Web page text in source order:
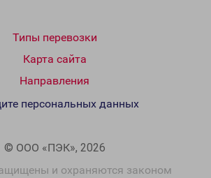
Типы перевозки
Карта сайта
Направления
© ООО «ПЭК», 2026
и охраняются законом
персональных данных